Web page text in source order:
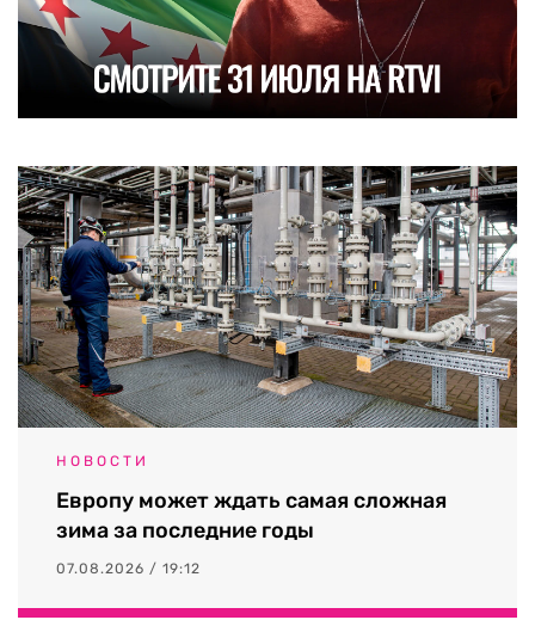
НОВОСТИ
Европу может ждать самая сложная
зима за последние годы
07.08.2026 / 19:12